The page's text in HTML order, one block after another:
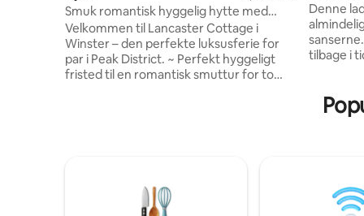
Smuk romantisk hyggelig hytte med
udsigt
Velkommen til Lancaster Cottage i
Winster – den perfekte luksusferie for
par i Peak District. ~ Perfekt hyggeligt
fristed til en romantisk smuttur for to
Denne
tilbage i
verden.
fra